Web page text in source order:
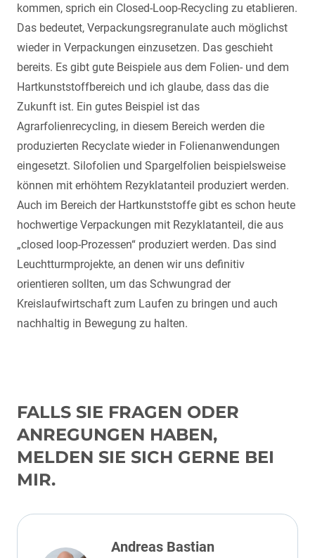
kommen, sprich ein Closed-Loop-Recycling zu etablieren.
Das bedeutet, Verpackungsregranulate auch möglichst
wieder in Verpackungen einzusetzen. Das geschieht
bereits. Es gibt gute Beispiele aus dem Folien- und dem
Hartkunststoffbereich und ich glaube, dass das die
Zukunft ist. Ein gutes Beispiel ist das
Agrarfolienrecycling, in diesem Bereich werden die
produzierten Recyclate wieder in Folienanwendungen
eingesetzt. Silofolien und Spargelfolien beispielsweise
können mit erhöhtem Rezyklatanteil produziert werden.
Auch im Bereich der Hartkunststoffe gibt es schon heute
hochwertige Verpackungen mit Rezyklatanteil, die aus
„closed loop-Prozessen“ produziert werden. Das sind
Leuchtturmprojekte, an denen wir uns definitiv
orientieren sollten, um das Schwungrad der
Kreislaufwirtschaft zum Laufen zu bringen und auch
nachhaltig in Bewegung zu halten.
FALLS SIE FRAGEN ODER
ANREGUNGEN HABEN,
MELDEN SIE SICH GERNE BEI
MIR.
Andreas Bastian